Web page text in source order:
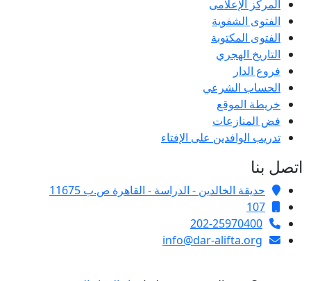
المركز الإعلامى
الفتوى الشفوية
الفتوى المكتوبة
التاريخ الهجري
فروع الدار
الحساب الشرعي
خريطة الموقع
فض المنازعات
تدريب الوافدين على الإفتاء
اتصل بنا
حديقة الخالدين - الدراسة - القاهرة ص.ب 11675
107
202-25970400
info@dar-alifta.org